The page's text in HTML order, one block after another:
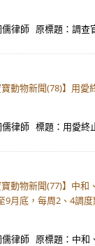
律師 原標題：調查
動物新聞(78)】用愛
律師 標題：用愛終
動物新聞(77)】中和
9月底，每周2、4調
律師 原標題：中和